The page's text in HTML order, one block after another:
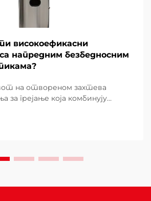
високоефикасни
напредним безбедносним
на отвореном захтева
за грејање која комбинују
спољашњи простор,